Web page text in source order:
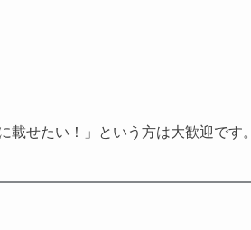
載せたい！」という方は大歓迎です。